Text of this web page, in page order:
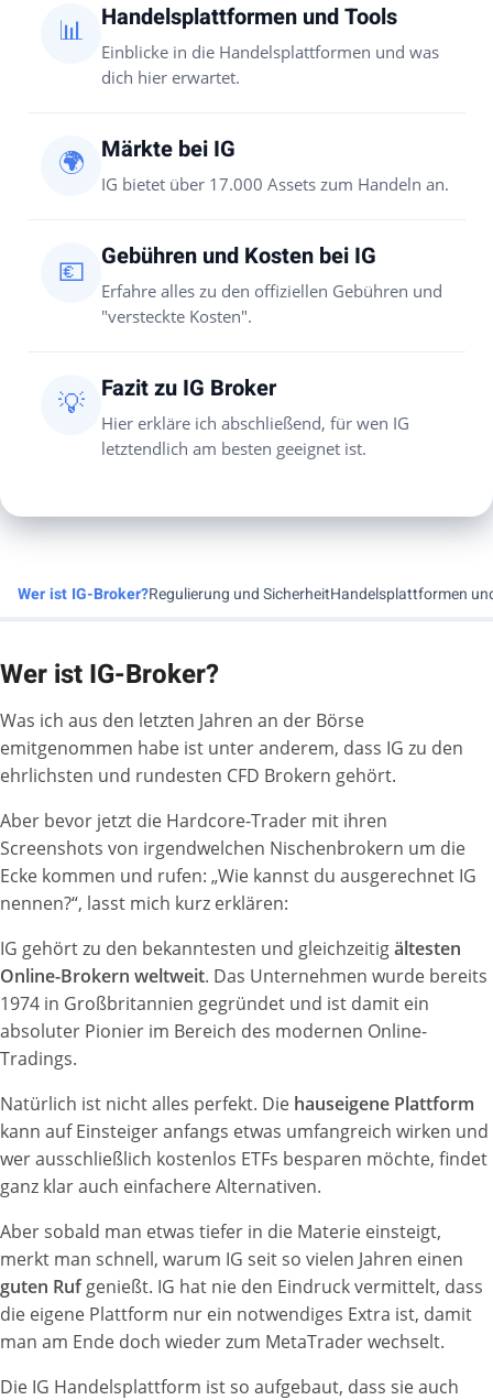
📊 Handelsplattformen und Tools
Einblicke in die Handelsplattformen und was
dich hier erwartet.
🌍 Märkte bei IG
IG bietet über 17.000 Assets zum Handeln an.
💶 Gebühren und Kosten bei IG
Erfahre alles zu den offiziellen Gebühren und
"versteckte Kosten".
💡 Fazit zu IG Broker
Hier erkläre ich abschließend, für wen IG
letztendlich am besten geeignet ist.
Wer ist IG-Broker?Regulierung und SicherheitHandelsplattformen
Wer ist IG-Broker?
Was ich aus den letzten Jahren an der Börse
emitgenommen habe ist unter anderem, dass IG zu den
ehrlichsten und rundesten CFD Brokern gehört.
Aber bevor jetzt die Hardcore-Trader mit ihren
Screenshots von irgendwelchen Nischenbrokern um die
Ecke kommen und rufen: „Wie kannst du ausgerechnet IG
nennen?“, lasst mich kurz erklären:
IG gehört zu den bekanntesten und gleichzeitigältesten
Online-Brokern weltweit. Das Unternehmen wurde bereits
1974 in Großbritannien gegründet und ist damit ein
absoluter Pionier im Bereich des modernen Online-
Tradings.
Natürlich ist nicht alles perfekt. Die hauseigene Plattform
kann auf Einsteiger anfangs etwas umfangreich wirken und
wer ausschließlich kostenlos ETFs besparen möchte, findet
ganz klar auch einfachere Alternativen.
Aber sobald man etwas tiefer in die Materie einsteigt,
merkt man schnell, warum IG seit so vielen Jahren einen
guten Rufgenießt. IG hat nie den Eindruck vermittelt, dass
die eigene Plattform nur ein notwendiges Extra ist, damit
man am Ende doch wieder zum MetaTrader wechselt.
Die IG Handelsplattform ist so aufgebaut, dass sie auch